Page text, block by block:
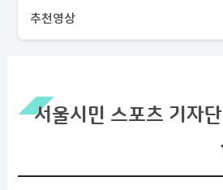
추천영상
서울시민 스포츠 기자단